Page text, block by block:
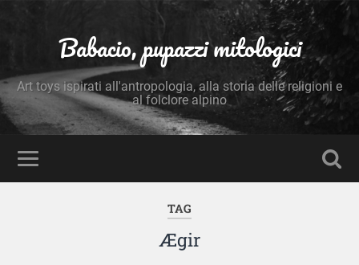
Babacio, pupazzi mitologici
Art toys ispirati all'antropologia, alla storia delle religioni e
al folclore alpino
TAG
Ægir